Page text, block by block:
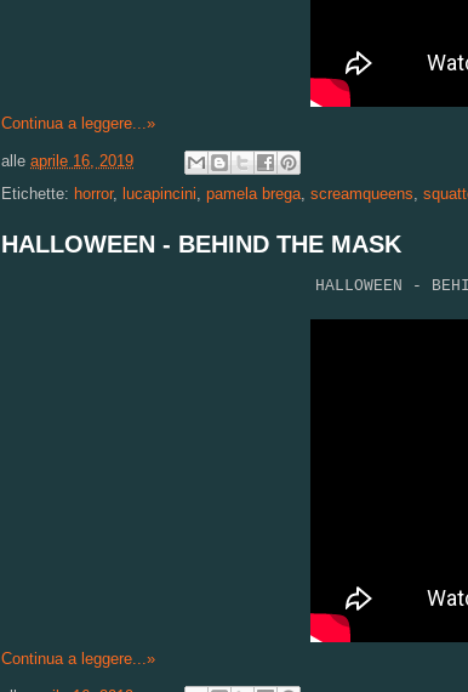
Continua a leggere...»
alle aprile 16, 2019
Etichette: horror, lucapincini pamela brega screamqueens
HALLOWEEN - BEHIND THE MASK
HALLOWEEN -
Continua a leggere...»